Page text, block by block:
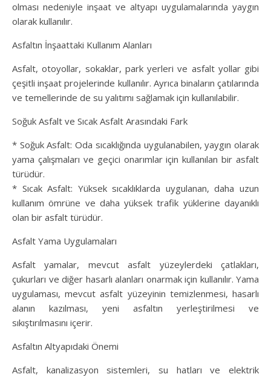
olması nedeniyle inşaat ve altyapı uygulamalarında yaygın
olarak kullanılır.
Asfaltın İnşaattaki Kullanım Alanları
Asfalt, otoyollar, sokaklar, park yerleri ve asfalt yollar gibi
çeşitli inşaat projelerinde kullanılır. Ayrıca binaların çatılarında
ve temellerinde de su yalıtımı sağlamak için kullanılabilir.
Soğuk Asfalt ve Sıcak Asfalt Arasındaki Fark
* Soğuk Asfalt: Oda sıcaklığında uygulanabilen, yaygın olarak
yama çalışmaları ve geçici onarımlar için kullanılan bir asfalt
türüdür.
* Sıcak Asfalt: Yüksek sıcaklıklarda uygulanan, daha uzun
kullanım ömrüne ve daha yüksek trafik yüklerine dayanıklı
olan bir asfalt türüdür.
Asfalt Yama Uygulamaları
Asfalt yamalar, mevcut asfalt yüzeylerdeki çatlakları,
çukurları ve diğer hasarlı alanları onarmak için kullanılır. Yama
uygulaması, mevcut asfalt yüzeyinin temizlenmesi, hasarlı
alanın kazılması, yeni asfaltın yerleştirilmesi ve
sıkıştırılmasını içerir.
Asfaltın Altyapıdaki Önemi
Asfalt, kanalizasyon sistemleri, su hatları ve elektrik